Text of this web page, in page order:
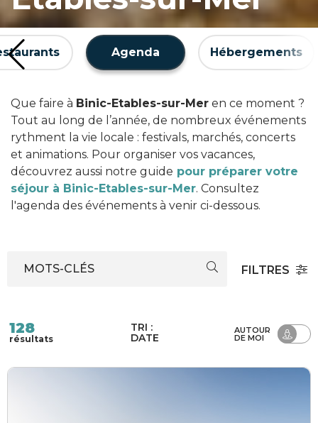
Agenda Hébergements
Que faire à Binic-Etables-sur-Mer en ce moment ?
Tout au long de l’année, de nombreux événements
rythment la vie locale : festivals, marchés, concerts
et animations. Pour organiser vos vacances,
découvrez aussi notre guide pour préparer votre
séjour à Binic-Etables-sur-Mer. Consultez
l'agenda des événements à venir ci-dessous.
MOTS-CLÉS FILTRES
128
résultats
TRI :
DATE
AUTOUR
DE MOI